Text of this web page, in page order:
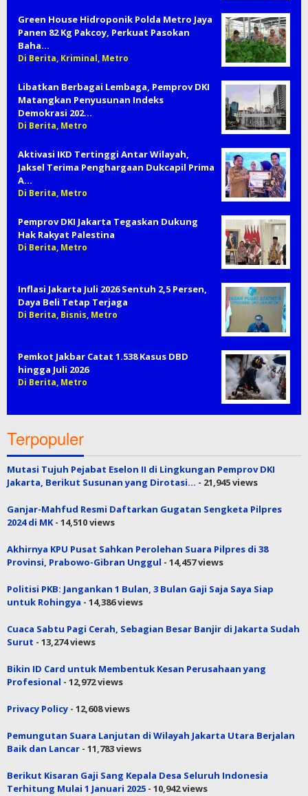
Green House Hidroponik Polda Metro Jaya
Panen 82 Kg Pakcoy, Perkuat Pasokan
Baha…
Di Berita, Kriminal, Metro
Libatkan Berbagai Lembaga, Pemprov DKI
Matangkan Penyusunan Indeks
Demokrasi 202…
Di Berita, Metro
Aktivasi IKD Tertinggi Antar Wilayah,
Jaksel Terima Penghargaan Dukcapil Prima
A…
Di Berita, Metro
Pemprov DKI Jakarta Tegaskan Dukung
Hak Rakyat Palestina
Di Berita, Metro
Inflasi Jakarta Juli 2026 Sentuh 2,5 Persen,
Daya Beli Tetap Terjaga
Di Berita, Bisnis, Metro
Pemkot Jakbar Catat 1.538 Kasus DBD
hingga Juli 2026
Di Berita, Metro
Terpopuler
Mutasi Tujuh Pejabat Eselon II di Lingkungan Pemprov DKI
Jakarta, Berikut Susunan yang Dirotasi… - 21,945 views
Ganjar-Mahfud Resmi Daftarkan Gugatan Sengketa Pilpres
2024 di MK- 14,510 views
Akhirnya KPU Pusat Sahkan Perolehan Suara Pilpres di 38
Provinsi, Prabowo-Gibran Unggul - 14,457 views
Politisi PKB: Jangankan 1 Bulan, 3 Bulan Gaji Saja Saya Siap
untuk Rohingya - 14,386 views
Cuaca Sabtu Pagi Cerah, Sebagian Besar Banjir di Jakarta Sudah
Surut - 13,274 views
Bikin ID Card untuk Membentuk Kesan Perusahaan yang
Profesional - 12,972 views
Privacy Policy - 12,608 views
Pemungutan Suara Lanjutan di Wilayah Jakarta Utara Berjalan
Baik dan Lancar - 11,783 views
Berikut Kisaran Gaji Sang Kepala Desa Seluruh Indonesia
Terhitung Mulai 1 Januari 2025 - 10,942 views